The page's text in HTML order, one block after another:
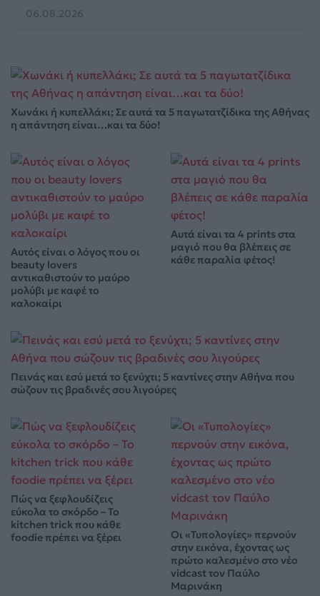
06.08.2026
Χωνάκι ή κυπελλάκι; Σε αυτά τα 5 παγωτατζίδικα της Αθήνας
η απάντηση είναι…και τα δύο!
Αυτός είναι ο λόγος που οι
beauty lovers
αντικαθιστούν το μαύρο
μολύβι με καφέ το
καλοκαίρι
Αυτά είναι τα 4 prints στα
μαγιό που θα βλέπεις σε
κάθε παραλία φέτος!
Πεινάς και εσύ μετά το ξενύχτι; 5 καντίνες στην Αθήνα που
σώζουν τις βραδινές σου λιγούρες
Πώς να ξεφλουδίζεις
εύκολα το σκόρδο – Το
kitchen trick που κάθε
foodie πρέπει να ξέρει
Οι «Τυπολογίες» περνούν
στην εικόνα, έχοντας ως
πρώτο καλεσμένο στο νέο
vidcast τον Παύλο
Μαρινάκη